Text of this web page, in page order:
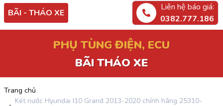
BÃI - THÁO XE
Liên hệ báo giá:
0382.777.186
PHỤ TÙNG ĐIỆN, ECU
BÃI THÁO XE
Trang chủ
Két nước Hyundai I10 Grand 2013-2020 chính hãng 25310-